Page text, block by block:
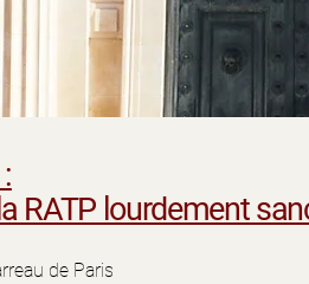
RATP lourdement
de Paris